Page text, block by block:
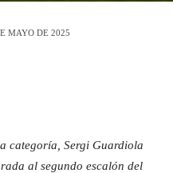
MAYO DE 2025
categoría, Sergi Guardiola
al segundo escalón del